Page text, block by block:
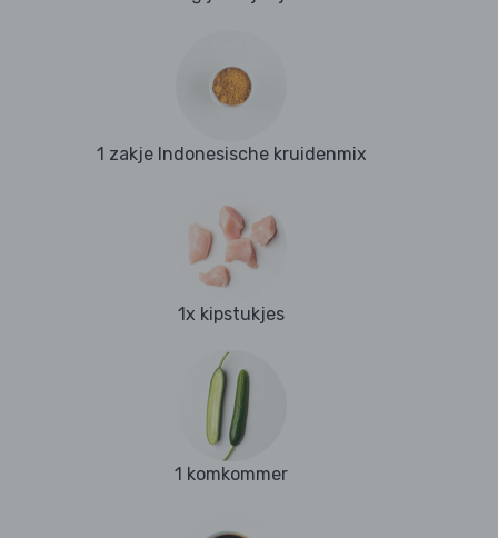
1 zakje Indonesische kruidenmix
1x kipstukjes
1 komkommer